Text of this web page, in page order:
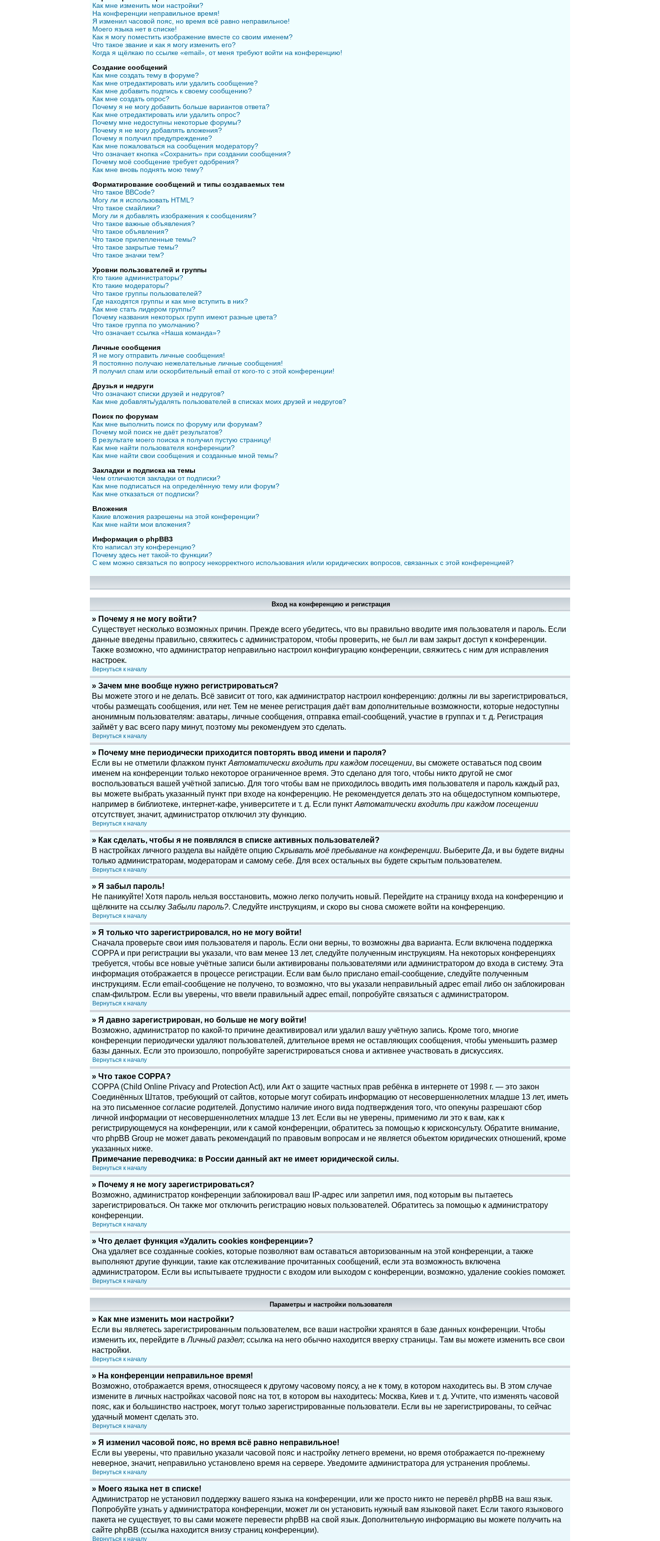
Как мне изменить мои настройки?
На конференции неправильное время!
Я изменил часовой пояс, но время всё равно неправильное!
Моего языка нет в списке!
Как я могу поместить изображение вместе со своим именем?
Что такое звание и как я могу изменить его?
Когда я щёлкаю по ссылке «email», от меня требуют войти на конференцию!
Создание сообщений
Как мне создать тему в форуме?
Как мне отредактировать или удалить сообщение?
Как мне добавить подпись к своему сообщению?
Как мне создать опрос?
Почему я не могу добавить больше вариантов ответа?
Как мне отредактировать или удалить опрос?
Почему мне недоступны некоторые форумы?
Почему я не могу добавлять вложения?
Почему я получил предупреждение?
Как мне пожаловаться на сообщения модератору?
Что означает кнопка «Сохранить» при создании сообщения?
Почему моё сообщение требует одобрения?
Как мне вновь поднять мою тему?
Форматирование сообщений и типы создаваемых тем
Что такое BBCode?
Могу ли я использовать HTML?
Что такое смайлики?
Могу ли я добавлять изображения к сообщениям?
Что такое важные объявления?
Что такое объявления?
Что такое прилепленные темы?
Что такое закрытые темы?
Что такое значки тем?
Уровни пользователей и группы
Кто такие администраторы?
Кто такие модераторы?
Что такое группы пользователей?
Где находятся группы и как мне вступить в них?
Как мне стать лидером группы?
Почему названия некоторых групп имеют разные цвета?
Что такое группа по умолчанию?
Что означает ссылка «Наша команда»?
Личные сообщения
Я не могу отправить личные сообщения!
Я постоянно получаю нежелательные личные сообщения!
Я получил спам или оскорбительный email от кого-то с этой конференции!
Друзья и недруги
Что означают списки друзей и недругов?
Как мне добавлять/удалять пользователей в списках моих друзей и недругов?
Поиск по форумам
Как мне выполнить поиск по форуму или форумам?
Почему мой поиск не даёт результатов?
В результате моего поиска я получил пустую страницу!
Как мне найти пользователя конференции?
Как мне найти свои сообщения и созданные мной темы?
Закладки и подписка на темы
Чем отличаются закладки от подписки?
Как мне подписаться на определённую тему или форум?
Как мне отказаться от подписки?
Вложения
Какие вложения разрешены на этой конференции?
Как мне найти мои вложения?
Информация о phpBB3
Кто написал эту конференцию?
Почему здесь нет такой-то функции?
С кем можно связаться по вопросу некорректного использования и/или юридических вопросов, связанных с этой конференцией?
Вход на конференцию и регистрация
» Почему я не могу войти?
Существует несколько возможных причин. Прежде всего убедитесь, что вы правильно вводите имя пользователя и пароль. Если
данные введены правильно, свяжитесь с администратором, чтобы проверить, не был ли вам закрыт доступ к конференции.
Также возможно, что администратор неправильно настроил конфигурацию конференции, свяжитесь с ним для исправления
настроек.
Вернуться к началу
» Зачем мне вообще нужно регистрироваться?
Вы можете этого и не делать. Всё зависит от того, как администратор настроил конференцию: должны ли вы зарегистрироваться,
чтобы размещать сообщения, или нет. Тем не менее регистрация даёт вам дополнительные возможности, которые недоступны
анонимным пользователям: аватары, личные сообщения, отправка email-сообщений, участие в группах и т. д. Регистрация
займёт у вас всего пару минут, поэтому мы рекомендуем это сделать.
Вернуться к началу
» Почему мне периодически приходится повторять ввод имени и пароля?
Если вы не отметили флажком пункт Автоматически входить при каждом посещении, вы сможете оставаться под своим
именем на конференции только некоторое ограниченное время. Это сделано для того, чтобы никто другой не смог
воспользоваться вашей учётной записью. Для того чтобы вам не приходилось вводить имя пользователя и пароль каждый раз,
вы можете выбрать указанный пункт при входе на конференцию. Не рекомендуется делать это на общедоступном компьютере,
например в библиотеке, интернет-кафе, университете и т. д. Если пункт Автоматически входить при каждом посещении
отсутствует, значит, администратор отключил эту функцию.
Вернуться к началу
» Как сделать, чтобы я не появлялся в списке активных пользователей?
В настройках личного раздела вы найдёте опцию Скрывать моё пребывание на конференции. ВыберитеДа, и вы будете видны
только администраторам, модераторам и самому себе. Для всех остальных вы будете скрытым пользователем.
Вернуться к началу
» Я забыл пароль!
Не паникуйте! Хотя пароль нельзя восстановить, можно легко получить новый. Перейдите на страницу входа на конференцию и
щёлкните на ссылку Забыли пароль?. Следуйте инструкциям, и скоро вы снова сможете войти на конференцию.
Вернуться к началу
» Я только что зарегистрировался, но не могу войти!
Сначала проверьте свои имя пользователя и пароль. Если они верны, то возможны два варианта. Если включена поддержка
COPPA и при регистрации вы указали, что вам менее 13 лет, следуйте полученным инструкциям. На некоторых конференциях
требуется, чтобы все новые учётные записи были активированы пользователями или администратором до входа в систему. Эта
информация отображается в процессе регистрации. Если вам было прислано email-сообщение, следуйте полученным
инструкциям. Если email-сообщение не получено, то возможно, что вы указали неправильный адрес email либо он заблокирован
спам-фильтром. Если вы уверены, что ввели правильный адрес email, попробуйте связаться с администратором.
Вернуться к началу
» Я давно зарегистрирован, но больше не могу войти!
Возможно, администратор по какой-то причине деактивировал или удалил вашу учётную запись. Кроме того, многие
конференции периодически удаляют пользователей, длительное время не оставляющих сообщения, чтобы уменьшить размер
базы данных. Если это произошло, попробуйте зарегистрироваться снова и активнее участвовать в дискуссиях.
Вернуться к началу
» Что такое COPPA?
COPPA (Child Online Privacy and Protection Act), или Акт о защите частных прав ребёнка в интернете от 1998 г. — это закон
Соединённых Штатов, требующий от сайтов, которые могут собирать информацию от несовершеннолетних младше 13 лет, иметь
на это письменное согласие родителей. Допустимо наличие иного вида подтверждения того, что опекуны разрешают сбор
личной информации от несовершеннолетних младше 13 лет. Если вы не уверены, применимо ли это к вам, как к
регистрирующемуся на конференции, или к самой конференции, обратитесь за помощью к юрисконсульту. Обратите внимание,
что phpBB Group не может давать рекомендаций по правовым вопросам и не является объектом юридических отношений, кроме
указанных ниже.
Примечание переводчика: в России данный акт не имеет юридической силы.
Вернуться к началу
» Почему я не могу зарегистрироваться?
Возможно, администратор конференции заблокировал ваш IP-адрес или запретил имя, под которым вы пытаетесь
зарегистрироваться. Он также мог отключить регистрацию новых пользователей. Обратитесь за помощью к администратору
конференции.
Вернуться к началу
» Что делает функция «Удалить cookies конференции»?
Она удаляет все созданные cookies, которые позволяют вам оставаться авторизованным на этой конференции, а также
выполняют другие функции, такие как отслеживание прочитанных сообщений, если эта возможность включена
администратором. Если вы испытываете трудности с входом или выходом с конференции, возможно, удаление cookies поможет.
Вернуться к началу
Параметры и настройки пользователя
» Как мне изменить мои настройки?
Если вы являетесь зарегистрированным пользователем, все ваши настройки хранятся в базе данных конференции. Чтобы
изменить их, перейдите вЛичный раздел; ссылка на него обычно находится вверху страницы. Там вы можете изменить все свои
настройки.
Вернуться к началу
» На конференции неправильное время!
Возможно, отображается время, относящееся к другому часовому поясу, а не к тому, в котором находитесь вы. В этом случае
измените в личных настройках часовой пояс на тот, в котором вы находитесь: Москва, Киев и т. д. Учтите, что изменять часовой
пояс, как и большинство настроек, могут только зарегистрированные пользователи. Если вы не зарегистрированы, то сейчас
удачный момент сделать это.
Вернуться к началу
» Я изменил часовой пояс, но время всё равно неправильное!
Если вы уверены, что правильно указали часовой пояс и настройку летнего времени, но время отображается по-прежнему
неверное, значит, неправильно установлено время на сервере. Уведомите администратора для устранения проблемы.
Вернуться к началу
» Моего языка нет в списке!
Администратор не установил поддержку вашего языка на конференции, или же просто никто не перевёл phpBB на ваш язык.
Попробуйте узнать у администратора конференции, может ли он установить нужный вам языковой пакет. Если такого языкового
пакета не существует, то вы сами можете перевести phpBB на свой язык. Дополнительную информацию вы можете получить на
сайте phpBB (ссылка находится внизу страниц конференции).
Вернуться к началу